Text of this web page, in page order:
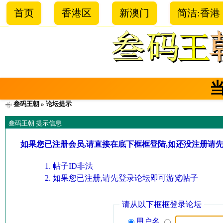
首页 香港区 新澳门 简洁:香港
叁码王朝 » 论坛提示
叁码王朝 提示信息
如果您已注册会员,请直接在底下框框登陆,如还没注册请
帖子ID非法
如果您已注册,请先登录论坛即可游览帖子
请从以下框框登录论坛
用户名